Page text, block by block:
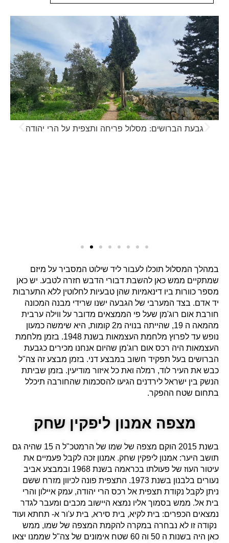
גבעת הברושים: מסלול פריחה ותצפית על הרי יהודה
במהלך המסלול תוכלו לעבור ליד שילוט המסביר על מיזם
שמתקיים ממש כאן להשבת דבורי הדבש חזרה לטבע. יש כאן
מספר כוורות ביו דינאמיות שהן טבעיות לחלוטין ללא התערבות
יד אדם. בצד המערבי של הגבעה ישנו שרידי מבנה המכונה
חורבת אום רוג'מן שעל פי הממצאים מדובר על ווילה ערבית
מהמאה ה 19, שהייתה בנויה מ2 קומות, היא שימשה כמעון
נופש עד לפרוץ מלחמת העצמאות בשנת 1948. בזמן מלחמת
העצמאות היה רכס אום רוג'מן שהיום אנחנו מכירים כגבעת
הברושים בעל תפקיד חשוב במבצע דני. בזמן מבצע זה צה"ל
כבש את העיר לוד, רמלה ואת כל איזור מודיעין. בזמן שביתת
הנשק בין ישראל לירדנים הגיעו להסכמות שהחורבה תיכלל
בתחום שטח ההפקר.
מצפה אמנון ליפקין שחק
בשנת 2015 הוקם מצפה של שמו של הרמטכ"ל ה 15 שהיה גם
תושב היער: אמנון ליפקין שחק. אמנון זכה לקבל פעמיים את
עיטור העוז של פעולתו בכראמה בשנת 1968 ובמבצע אביב
נעורים בלבנון בשנת 1973. התצפית פונה לכיוון מזרח ששם
ניתן לקבל נקודת תצפית אל רכס הרי יהודה, עמק איילון והרי
בית אל. ממש בסמוך אליו נמצא היישוב מכבים ומעבר לגדר
נמצאים הכפרים: בית לקיא, בית סירא, בית ע'ור א- תחתא ועוד
נקודה זו לא נבחרה במקרה להקמת המצפה של שמו, ממש
כאן היה בשנות ה 50 וה 60 שטח אימונים של צה"ל שממנו יצאו